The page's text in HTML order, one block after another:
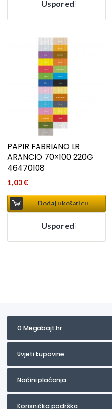
Usporedi
PAPIR FABRIANO LR
ARANCIO 70×100 220G
46470108
1,00€
Dodaj u košaricu
Usporedi
O Megabajt.hr
Uvjeti kupovine
Načini plaćanja
Korisnička podrška